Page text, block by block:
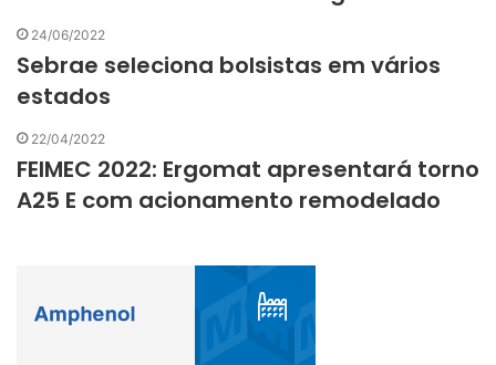
24/06/2022
Sebrae seleciona bolsistas em vários
estados
22/04/2022
FEIMEC 2022: Ergomat apresentará torno
A25 E com acionamento remodelado